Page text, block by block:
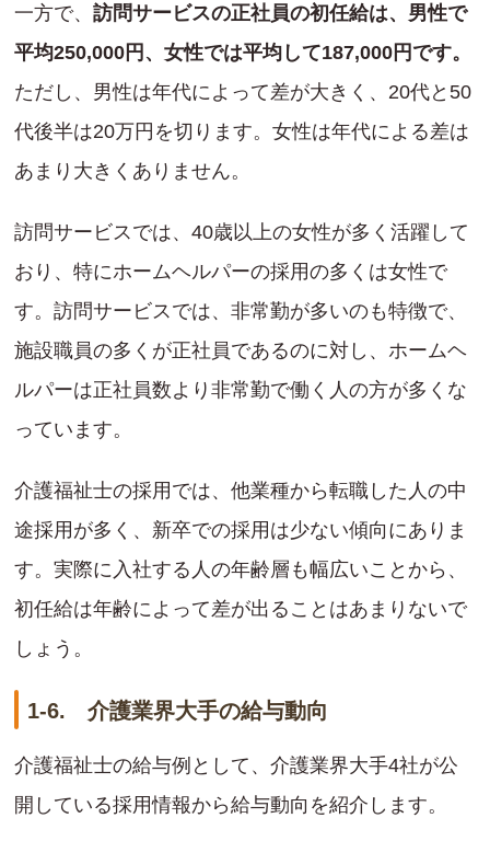
一方で、 訪問サービスの正社員の初任給は、男性で
平均250,000円、女性では平均して187,000円です。
ただし、男性は年代によって差が大きく、20代と50
代後半は20万円を切ります。女性は年代による差は
あまり大きくありません。
訪問サービスでは、40歳以上の女性が多く活躍して
おり、特にホームヘルパーの採用の多くは女性で
す。訪問サービスでは、非常勤が多いのも特徴で、
施設職員の多くが正社員であるのに対し、ホームヘ
ルパーは正社員数より非常勤で働く人の方が多くな
っています。
介護福祉士の採用では、他業種から転職した人の中
途採用が多く、新卒での採用は少ない傾向にありま
す。実際に入社する人の年齢層も幅広いことから、
初任給は年齢によって差が出ることはあまりないで
しょう。
1-6. 介護業界大手の給与動向
介護福祉士の給与例として、介護業界大手4社が公
開している採用情報から給与動向を紹介します。